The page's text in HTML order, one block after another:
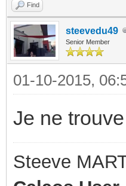
Find
steevedu49
Senior Member
01-10-2015,
Je ne
Steeve